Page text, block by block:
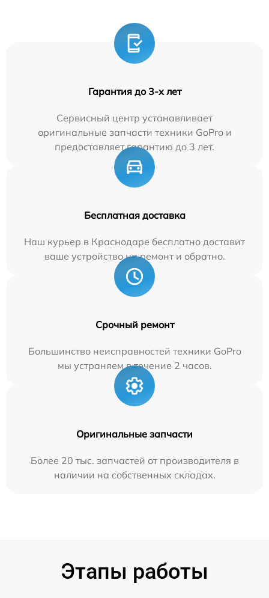
Гарантия до 3-х лет
Сервисный центр устанавливает
оригинальные запчасти техники GoPro и
предоставляет гарантию до 3 лет.
Бесплатная доставка
Наш курьер в Краснодаре бесплатно доставит
ваше устройство на ремонт и обратно.
Срочный ремонт
Большинство неисправностей техники GoPro
мы устраняем в течение 2 часов.
Оригинальные запчасти
Более 20 тыс. запчастей от производителя в
наличии на собственных складах.
Этапы работы